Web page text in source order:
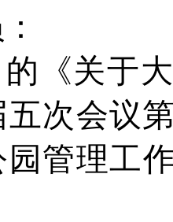
《关于
次会议
园管理工